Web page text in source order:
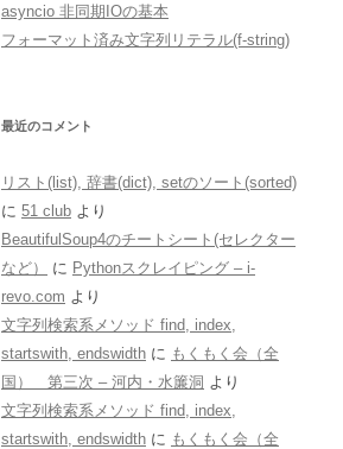
asyncio 非同期IOの基本
フォーマット済み文字列リテラル(f-string)
最近のコメント
リスト(list), 辞書(dict), setのソート(sorted)
に 51 club より
BeautifulSoup4のチートシート(セレクター
など）
に Pythonスクレイピング – i-
revo.com より
文字列検索系メソッド find, index,
startswith, endswidth に もくもく会（全
国） 第三次 – 河内・水簾洞 より
文字列検索系メソッド find, index,
startswith, endswidth に もくもく会（全